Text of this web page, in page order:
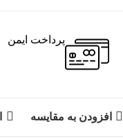
پرداخت ایمن
افزودن به مقایسه